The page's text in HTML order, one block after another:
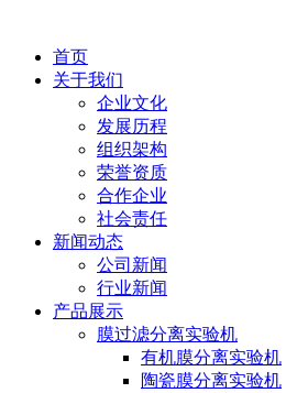
首页
关于我们
企业文化
发展历程
组织架构
荣誉资质
合作企业
社会责任
新闻动态
公司新闻
行业新闻
产品展示
膜过滤分离实验机
有机膜分离实验机
陶瓷膜分离实验机